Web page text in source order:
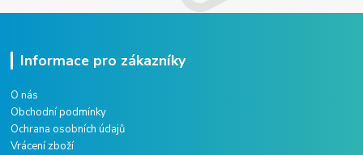
Informace pro zákazníky
O nás
Obchodní podmínky
Ochrana osobních údajů
Vrácení zboží